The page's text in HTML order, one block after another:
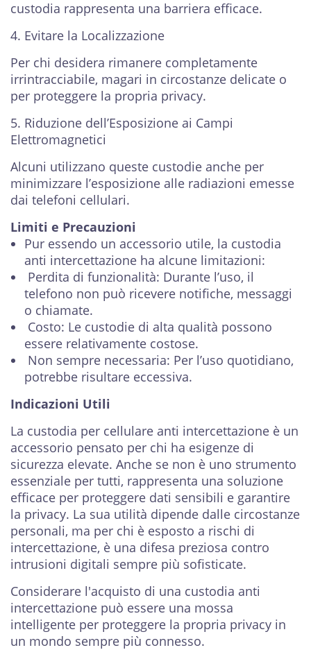
custodia rappresenta una barriera efficace.
4. Evitare la Localizzazione
Per chi desidera rimanere completamente
irrintracciabile, magari in circostanze delicate o
per proteggere la propria privacy.
5. Riduzione dell’Esposizione ai Campi
Elettromagnetici
Alcuni utilizzano queste custodie anche per
minimizzare l’esposizione alle radiazioni emesse
dai telefoni cellulari.
Limiti e Precauzioni
Pur essendo un accessorio utile, la custodia
anti intercettazione ha alcune limitazioni:
Perdita di funzionalità: Durante l’uso, il
telefono non può ricevere notifiche, messaggi
o chiamate.
Costo: Le custodie di alta qualità possono
essere relativamente costose.
Non sempre necessaria: Per l’uso quotidiano,
potrebbe risultare eccessiva.
Indicazioni Utili
La custodia per cellulare anti intercettazione è un
accessorio pensato per chi ha esigenze di
sicurezza elevate. Anche se non è uno strumento
essenziale per tutti, rappresenta una soluzione
efficace per proteggere dati sensibili e garantire
la privacy. La sua utilità dipende dalle circostanze
personali, ma per chi è esposto a rischi di
intercettazione, è una difesa preziosa contro
intrusioni digitali sempre più sofisticate.
Considerare l'acquisto di una custodia anti
intercettazione può essere una mossa
intelligente per proteggere la propria privacy in
un mondo sempre più connesso.